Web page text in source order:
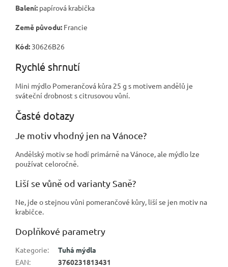
Balení: papírová krabička
Země původu: Francie
Kód: 30626B26
Rychlé shrnutí
Mini mýdlo Pomerančová kůra 25 g s motivem andělů je
sváteční drobnost s citrusovou vůní.
Časté dotazy
Je motiv vhodný jen na Vánoce?
Andělský motiv se hodí primárně na Vánoce, ale mýdlo lze
používat celoročně.
Liší se vůně od varianty Saně?
Ne, jde o stejnou vůni pomerančové kůry, liší se jen motiv na
krabičce.
Doplňkové parametry
Kategorie:
Tuhá mýdla
EAN:
3760231813431